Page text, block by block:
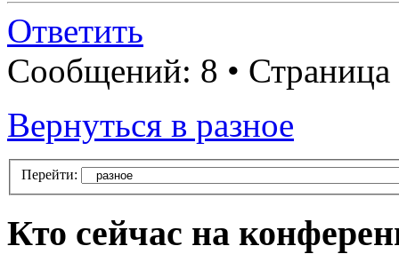
Ответить
Сообщений: 8 • Страница
Вернуться в разное
Перейти:
Кто сейчас на